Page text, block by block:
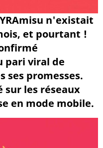
n'existait
et pourtant !
pari viral de
promesses.
sur les réseaux
en mode mobile.